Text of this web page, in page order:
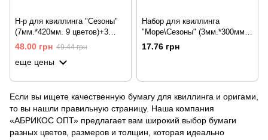
Н-р для квиллинга "Сезоны"
(7мм.*420мм. 9 цветов)+3
аппликации
48.00 грн 49.44 грн
еще цены
Набор для квиллинга
"Море\Сезоны" (3мм.*300мм.
9 цветов)+3 аппликации
17.76 грн
Если вы ищете качественную бумагу для квиллинга и оригами,
то вы нашли правильную страницу. Наша компания
«АБРИКОС ОПТ» предлагает вам широкий выбор бумаги
разных цветов, размеров и толщин, которая идеально